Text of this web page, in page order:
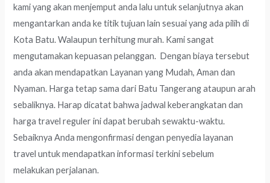
kami yang akan menjemput anda lalu untuk selanjutnya akan
mengantarkan anda ke titik tujuan lain sesuai yang ada pilih di
Kota Batu. Walaupun terhitung murah. Kami sangat
mengutamakan kepuasan pelanggan. Dengan biaya tersebut
anda akan mendapatkan Layanan yang Mudah, Aman dan
Nyaman. Harga tetap sama dari Batu Tangerang ataupun arah
sebaliknya. Harap dicatat bahwa jadwal keberangkatan dan
harga travel reguler ini dapat berubah sewaktu-waktu.
Sebaiknya Anda mengonfirmasi dengan penyedia layanan
travel untuk mendapatkan informasi terkini sebelum
melakukan perjalanan.